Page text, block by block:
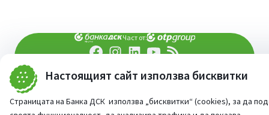
Настоящият сайт използва бисквитки
Страницата на Банка ДСК използва „бисквитки“ (cookies), за да
Част от:
При въпроси -попитай AI асистента ни
Сайт от:StudioX